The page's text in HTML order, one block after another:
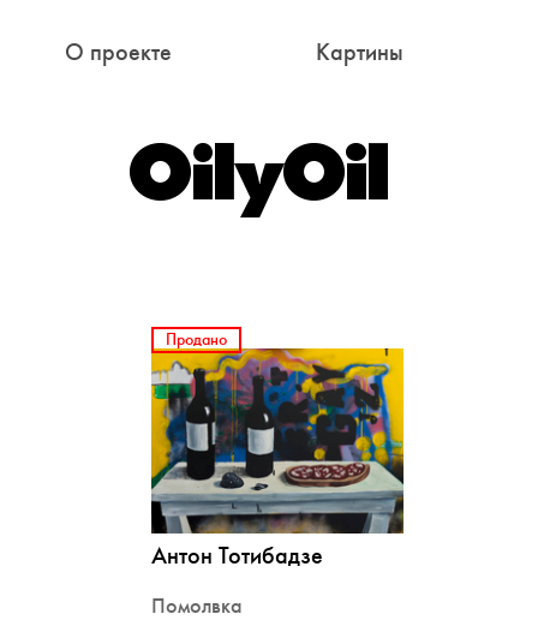
О проекте Картины
Продано
Антон Тотибадзе
Помолвка